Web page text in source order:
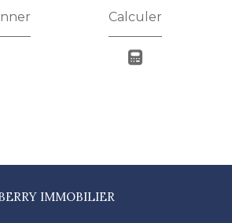
Calculer
IMMOBILIER